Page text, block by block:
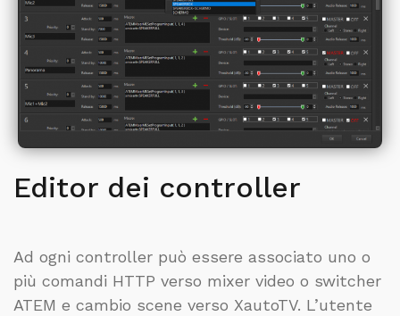
Editor dei controller
Ad ogni controller può essere associato uno o
più comandi HTTP verso mixer video o switcher
ATEM e cambio scene verso XautoTV. L’utente